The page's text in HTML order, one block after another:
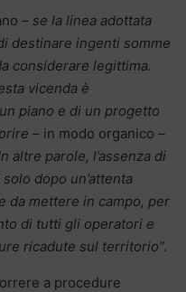
– se la linea adottata
destinare ingenti somme
considerare legittima.
vicenda è
piano e di un progetto
– in modo organico –
altre parole, l’assenza di
dopo un’attenta
da mettere in campo, per
di tutti gli operatori e
ricadute sul territorio”.
a procedure